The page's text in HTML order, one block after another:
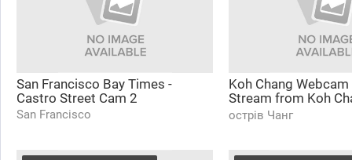
San Francisco Bay Times -
Castro Street Cam 2
San Francisco
Koh Chang Webcam
Stream from Koh
Dee Bo
острів Чанг